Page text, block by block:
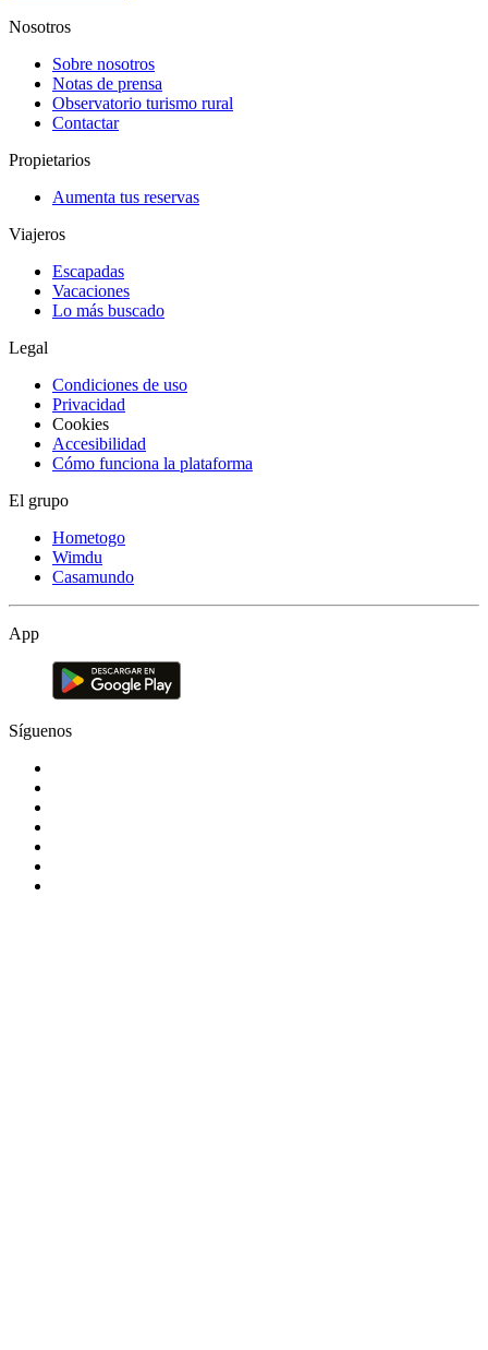
Nosotros
Sobre nosotros
Notas de prensa
Observatorio turismo rural
Contactar
Propietarios
Aumenta tus reservas
Viajeros
Escapadas
Vacaciones
Lo más buscado
Legal
Condiciones de uso
Privacidad
Cookies
Accesibilidad
Cómo funciona la plataforma
El grupo
Hometogo
Wimdu
Casamundo
App
Síguenos